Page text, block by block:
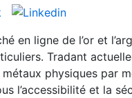
en ligne de l’or et
Tradant
métaux physiques par
l’accessibilité et la